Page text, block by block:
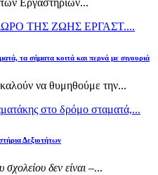
ΤΗΣ ΖΩΗΣ ΕΡΓΑΣΤ....
τα σήματα κοιτά και περνά με σιγουριά
να θυμηθούμε την...
στο δρόμο σταματά,...
Δεξιοτήτων
δεν είναι –...